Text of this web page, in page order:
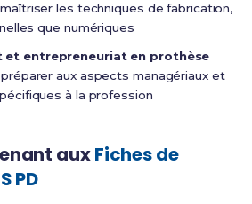
les techniques de fabrication,
que numériques
et entrepreneuriat en prothèse
aux aspects managériaux et
à la profession
auxFiches de
PD